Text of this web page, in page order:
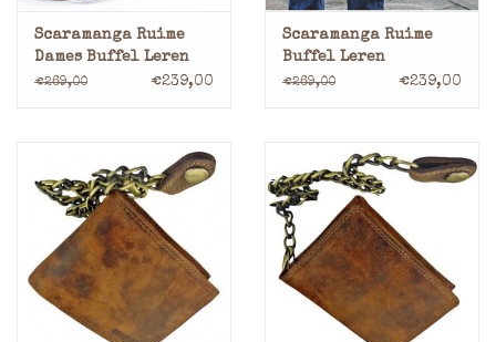
Scaramanga Ruime
Dames Buffel Leren
Laptoptas Werktas
€269,00 €239,00
Scaramanga Ruime
Buffel Leren
Laptoptas Werktas
€269,00 €239,00